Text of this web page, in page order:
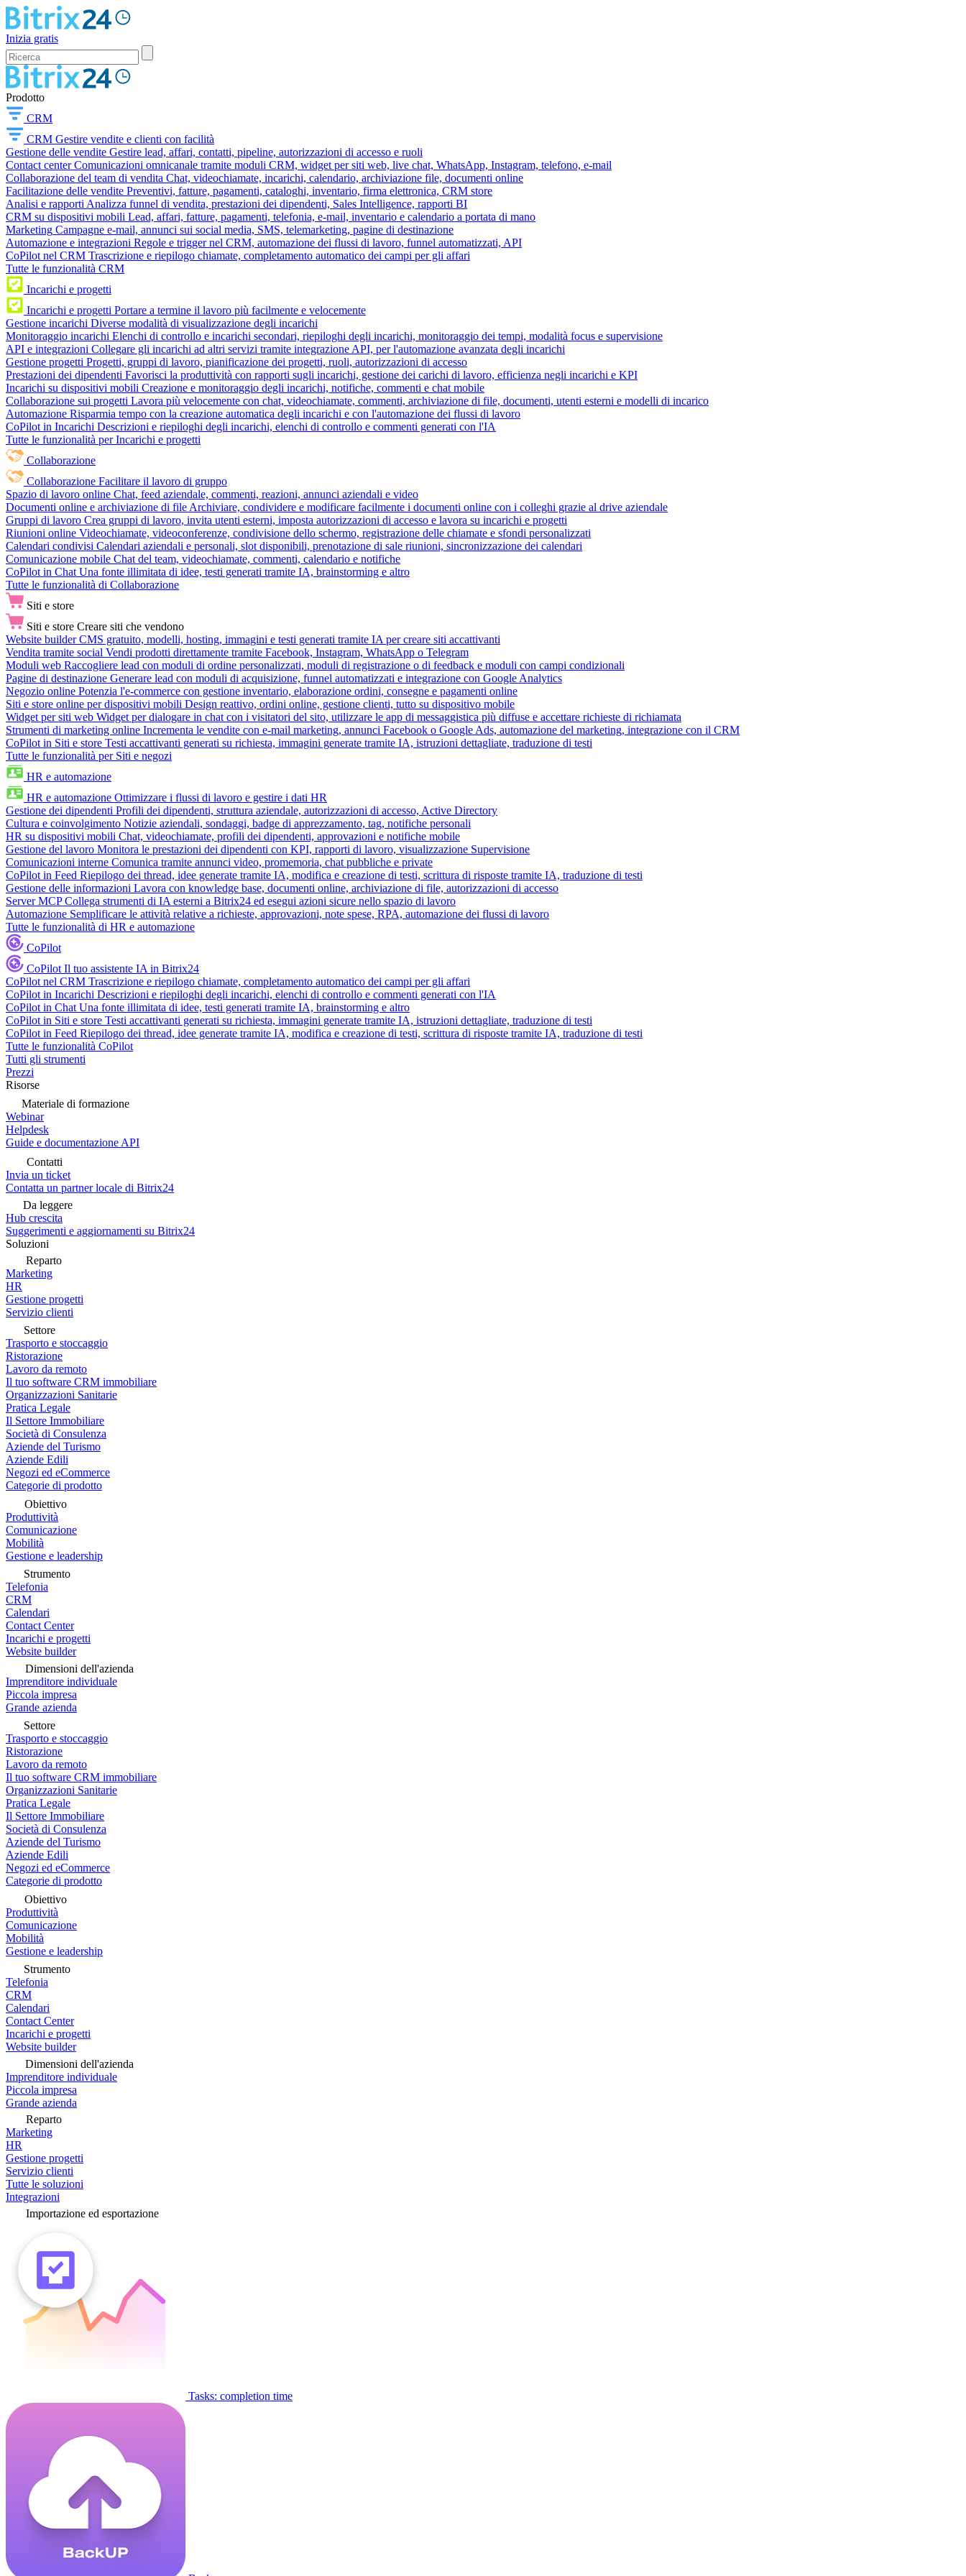
Inizia gratis
Prodotto
CRM
CRM Gestire vendite e clienti con facilità
Gestione delle vendite Gestire lead, affari, contatti, pipeline, autorizzazioni di accesso e ruoli
Contact center Comunicazioni omnicanale tramite moduli CRM, widget per siti web, live chat, WhatsApp, Instagram, telefono, e-mail
Collaborazione del team di vendita Chat, videochiamate, incarichi, calendario, archiviazione file, documenti online
Facilitazione delle vendite Preventivi, fatture, pagamenti, cataloghi, inventario, firma elettronica, CRM store
Analisi e rapporti Analizza funnel di vendita, prestazioni dei dipendenti, Sales Intelligence, rapporti BI
CRM su dispositivi mobili Lead, affari, fatture, pagamenti, telefonia, e-mail, inventario e calendario a portata di mano
Marketing Campagne e-mail, annunci sui social media, SMS, telemarketing, pagine di destinazione
Automazione e integrazioni Regole e trigger nel CRM, automazione dei flussi di lavoro, funnel automatizzati, API
CoPilot nel CRM Trascrizione e riepilogo chiamate, completamento automatico dei campi per gli affari
Tutte le funzionalità CRM
Incarichi e progetti
Incarichi e progetti Portare a termine il lavoro più facilmente e velocemente
Gestione incarichi Diverse modalità di visualizzazione degli incarichi
Monitoraggio incarichi Elenchi di controllo e incarichi secondari, riepiloghi degli incarichi, monitoraggio dei tempi, modalità focus e supervisione
API e integrazioni Collegare gli incarichi ad altri servizi tramite integrazione API, per l'automazione avanzata degli incarichi
Gestione progetti Progetti, gruppi di lavoro, pianificazione dei progetti, ruoli, autorizzazioni di accesso
Prestazioni dei dipendenti Favorisci la produttività con rapporti sugli incarichi, gestione dei carichi di lavoro, efficienza negli incarichi e KPI
Incarichi su dispositivi mobili Creazione e monitoraggio degli incarichi, notifiche, commenti e chat mobile
Collaborazione sui progetti Lavora più velocemente con chat, videochiamate, commenti, archiviazione di file, documenti, utenti esterni e modelli di incarico
Automazione Risparmia tempo con la creazione automatica degli incarichi e con l'automazione dei flussi di lavoro
CoPilot in Incarichi Descrizioni e riepiloghi degli incarichi, elenchi di controllo e commenti generati con l'IA
Tutte le funzionalità per Incarichi e progetti
Collaborazione
Collaborazione Facilitare il lavoro di gruppo
Spazio di lavoro online Chat, feed aziendale, commenti, reazioni, annunci aziendali e video
Documenti online e archiviazione di file Archiviare, condividere e modificare facilmente i documenti online con i colleghi grazie al drive aziendale
Gruppi di lavoro Crea gruppi di lavoro, invita utenti esterni, imposta autorizzazioni di accesso e lavora su incarichi e progetti
Riunioni online Videochiamate, videoconferenze, condivisione dello schermo, registrazione delle chiamate e sfondi personalizzati
Calendari condivisi Calendari aziendali e personali, slot disponibili, prenotazione di sale riunioni, sincronizzazione dei calendari
Comunicazione mobile Chat del team, videochiamate, commenti, calendario e notifiche
CoPilot in Chat Una fonte illimitata di idee, testi generati tramite IA, brainstorming e altro
Tutte le funzionalità di Collaborazione
Siti e store
Siti e store Creare siti che vendono
Website builder CMS gratuito, modelli, hosting, immagini e testi generati tramite IA per creare siti accattivanti
Vendita tramite social Vendi prodotti direttamente tramite Facebook, Instagram, WhatsApp o Telegram
Moduli web Raccogliere lead con moduli di ordine personalizzati, moduli di registrazione o di feedback e moduli con campi condizionali
Pagine di destinazione Generare lead con moduli di acquisizione, funnel automatizzati e integrazione con Google Analytics
Negozio online Potenzia l'e-commerce con gestione inventario, elaborazione ordini, consegne e pagamenti online
Siti e store online per dispositivi mobili Design reattivo, ordini online, gestione clienti, tutto su dispositivo mobile
Widget per siti web Widget per dialogare in chat con i visitatori del sito, utilizzare le app di messaggistica più diffuse e accettare richieste di richiamata
Strumenti di marketing online Incrementa le vendite con e-mail marketing, annunci Facebook o Google Ads, automazione del marketing, integrazione con il CRM
CoPilot in Siti e store Testi accattivanti generati su richiesta, immagini generate tramite IA, istruzioni dettagliate, traduzione di testi
Tutte le funzionalità per Siti e negozi
HR e automazione
HR e automazione Ottimizzare i flussi di lavoro e gestire i dati HR
Gestione dei dipendenti Profili dei dipendenti, struttura aziendale, autorizzazioni di accesso, Active Directory
Cultura e coinvolgimento Notizie aziendali, sondaggi, badge di apprezzamento, tag, notifiche personali
HR su dispositivi mobili Chat, videochiamate, profili dei dipendenti, approvazioni e notifiche mobile
Gestione del lavoro Monitora le prestazioni dei dipendenti con KPI, rapporti di lavoro, visualizzazione Supervisione
Comunicazioni interne Comunica tramite annunci video, promemoria, chat pubbliche e private
CoPilot in Feed Riepilogo dei thread, idee generate tramite IA, modifica e creazione di testi, scrittura di risposte tramite IA, traduzione di testi
Gestione delle informazioni Lavora con knowledge base, documenti online, archiviazione di file, autorizzazioni di accesso
Server MCP Collega strumenti di IA esterni a Bitrix24 ed esegui azioni sicure nello spazio di lavoro
Automazione Semplificare le attività relative a richieste, approvazioni, note spese, RPA, automazione dei flussi di lavoro
Tutte le funzionalità di HR e automazione
CoPilot
CoPilot Il tuo assistente IA in Bitrix24
CoPilot nel CRM Trascrizione e riepilogo chiamate, completamento automatico dei campi per gli affari
CoPilot in Incarichi Descrizioni e riepiloghi degli incarichi, elenchi di controllo e commenti generati con l'IA
CoPilot in Chat Una fonte illimitata di idee, testi generati tramite IA, brainstorming e altro
CoPilot in Siti e store Testi accattivanti generati su richiesta, immagini generate tramite IA, istruzioni dettagliate, traduzione di testi
CoPilot in Feed Riepilogo dei thread, idee generate tramite IA, modifica e creazione di testi, scrittura di risposte tramite IA, traduzione di testi
Tutte le funzionalità CoPilot
Tutti gli strumenti
Prezzi
Risorse
Materiale di formazione
Webinar
Helpdesk
Guide e documentazione API
Contatti
Invia un ticket
Contatta un partner locale di Bitrix24
Da leggere
Hub crescita
Suggerimenti e aggiornamenti su Bitrix24
Soluzioni
Reparto
Marketing
HR
Gestione progetti
Servizio clienti
Settore
Trasporto e stoccaggio
Ristorazione
Lavoro da remoto
Il tuo software CRM immobiliare
Organizzazioni Sanitarie
Pratica Legale
Il Settore Immobiliare
Società di Consulenza
Aziende del Turismo
Aziende Edili
Negozi ed eCommerce
Categorie di prodotto
Obiettivo
Produttività
Comunicazione
Mobilità
Gestione e leadership
Strumento
Telefonia
CRM
Calendari
Contact Center
Incarichi e progetti
Website builder
Dimensioni dell'azienda
Imprenditore individuale
Piccola impresa
Grande azienda
Settore
Trasporto e stoccaggio
Ristorazione
Lavoro da remoto
Il tuo software CRM immobiliare
Organizzazioni Sanitarie
Pratica Legale
Il Settore Immobiliare
Società di Consulenza
Aziende del Turismo
Aziende Edili
Negozi ed eCommerce
Categorie di prodotto
Obiettivo
Produttività
Comunicazione
Mobilità
Gestione e leadership
Strumento
Telefonia
CRM
Calendari
Contact Center
Incarichi e progetti
Website builder
Dimensioni dell'azienda
Imprenditore individuale
Piccola impresa
Grande azienda
Reparto
Marketing
HR
Gestione progetti
Servizio clienti
Tutte le soluzioni
Integrazioni
Importazione ed esportazione
Tasks: completion time